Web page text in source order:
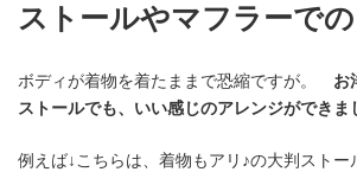
ストールやマフラーで
ボディが着物を着たままで恐縮ですが。 お
ストールでも、いい感じのアレンジができま
例えば↓こちらは、着物もアリ♪の大判ストー